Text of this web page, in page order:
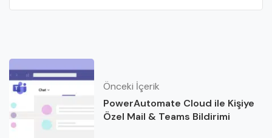
Önceki İçerik
PowerAutomate Cloud ile Kişiye
Özel Mail & Teams Bildirimi